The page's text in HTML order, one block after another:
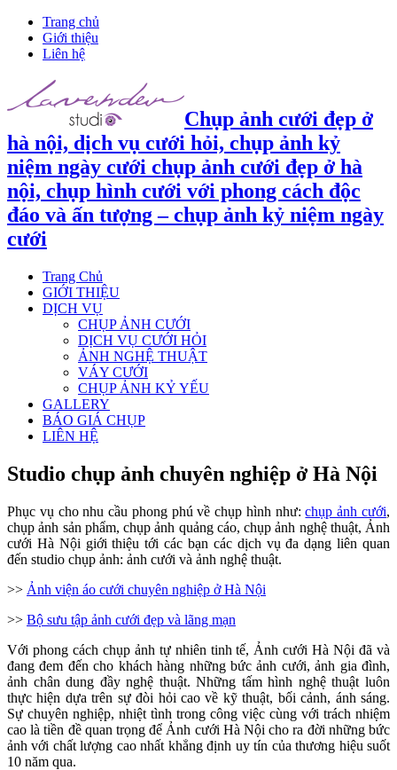
Trang chủ
Giới thiệu
Liên hệ
Chụp ảnh cưới đẹp ở
hà nội, dịch vụ cưới hỏi, chụp ảnh kỷ
niệm ngày cưới chụp ảnh cưới đẹp ở hà
nội, chụp hình cưới với phong cách độc
đáo và ấn tượng – chụp ảnh kỷ niệm ngày
cưới
Trang Chủ
GIỚI THIỆU
DỊCH VỤ
CHỤP ẢNH CƯỚI
DỊCH VỤ CƯỚI HỎI
ẢNH NGHỆ THUẬT
VÁY CƯỚI
CHỤP ẢNH KỶ YẾU
GALLERY
BÁO GIÁ CHỤP
LIÊN HỆ
Studio chụp ảnh chuyên nghiệp ở Hà Nội
Phục vụ cho nhu cầu phong phú về chụp hình như:chụp ảnh cưới,
chụp ảnh sản phẩm, chụp ảnh quảng cáo, chụp ảnh nghệ thuật, Ảnh
cưới Hà Nội giới thiệu tới các bạn các dịch vụ đa dạng liên quan
đến studio chụp ảnh: ảnh cưới và ảnh nghệ thuật.
>> Ảnh viện áo cưới chuyên nghiệp ở Hà Nội
>> Bộ sưu tập ảnh cưới đẹp và lãng mạn
Với phong cách chụp ảnh tự nhiên tinh tế, Ảnh cưới Hà Nội đã và
đang đem đến cho khách hàng những bức ảnh cưới, ảnh gia đình,
ảnh chân dung đầy nghệ thuật. Những tấm hình nghệ thuật luôn
thực hiện dựa trên sự đòi hỏi cao về kỹ thuật, bối cảnh, ánh sáng.
Sự chuyên nghiệp, nhiệt tình trong công việc cùng với trách nhiệm
cao là tiền đề quan trọng để Ảnh cưới Hà Nội cho ra đời những bức
ảnh với chất lượng cao nhất khẳng định uy tín của thương hiệu suốt
10 năm qua.